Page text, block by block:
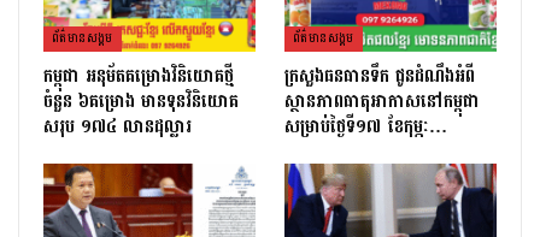
ព័ត៌មាន​សង្គម
កម្ពុជា អនុម័តគម្រោងវិនិយោគថ្មី
ចំនួន ៦គម្រោង មានទុនវិនិយោគ
សរុប ១៧៤ លានដុល្លារ
ព័ត៌មាន​សង្គម
ក្រសួងធនធានទឹក ជូនដំណឹងអំពី
ស្ថានភាពធាតុអាកាសនៅកម្ពុជា
សម្រាប់ថ្ងៃទី១៧ ខែកុម្ភៈ…